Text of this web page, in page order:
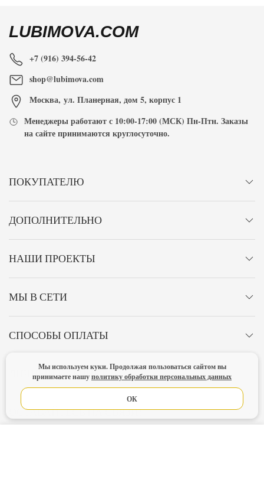
LUBIMOVA.COM
+7 (916) 394-56-42
shop@lubimova.com
Москва, ул. Планерная, дом 5, корпус 1
Менеджеры работают с 10:00-17:00(МСК) Пн-Птн. Заказы
на сайте принимаются круглосуточно.
ПОКУПАТЕЛЮ
ДОПОЛНИТЕЛЬНО
НАШИ ПРОЕКТЫ
МЫ В СЕТИ
СПОСОБЫ ОПЛАТЫ
ЛИЧНЫЙ КАБИНЕТ
ОСТАВАЙТЕСЬ НА СВЯЗИ!
Мы используем куки. Продолжая пользоваться сайтом вы
принимаете нашуполитику обработки персональных данных
ОК